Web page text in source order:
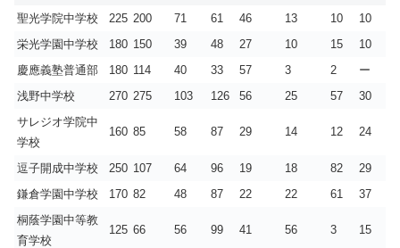
聖光学院中学校 225 200 71 61 46 13 10
10
栄光学園中学校
180 150 39 48 27 10 15
10
慶應義塾普通部
180 114 40 33 57 3 2
ー
浅野中学校
270 275 103 126 56 25 57
30
サレジオ学院中
学校
160 85 58 87 29 14 12 24
逗子開成中学校 250 107 64 96 19 18 82
29
鎌倉学園中学校
170 82 48 87 22 22 61
37
桐蔭学園中等教
育学校
125 66 56 99 41 56 3 15